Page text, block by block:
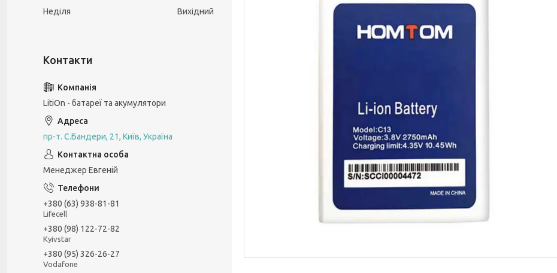
Неділя
Вихідний
LitiOn - батареї та акумулятори
пр-т. С.Бандери, 21, Київ, Україна
Менеджер Евгеній
+380 (63) 938-81-81
Lifecell
+380 (98) 122-72-82
Kyivstar
+380 (95) 326-26-27
Vodafone